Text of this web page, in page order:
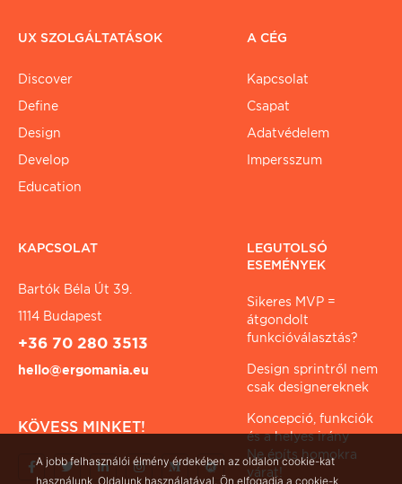
UX SZOLGÁLTATÁSOK
Discover
Define
Design
Develop
Education
A CÉG
Kapcsolat
Csapat
Adatvédelem
Impersszum
KAPCSOLAT
Bartók Béla Út 39.
1114 Budapest
+36 70 280 3513
hello@ergomania.eu
KÖVESS MINKET!
LEGUTOLSÓ
ESEMÉNYEK
Sikeres MVP =
átgondolt
funkcióválasztás?
Design sprintről nem
csak designereknek
Koncepció, funkciók
és a helyes irány
Ne építs homokra
várat!
A jobb felhasználói élmény érdekében az oldalon cookie-kat
használunk. Oldalunk használatával, Ön elfogadja a cookie-k